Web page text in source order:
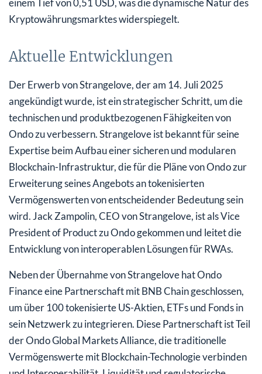
einem Tief von 0,51 USD, was die dynamische Natur des
Kryptowährungsmarktes widerspiegelt.
Aktuelle Entwicklungen
Der Erwerb von Strangelove, der am 14. Juli 2025
angekündigt wurde, ist ein strategischer Schritt, um die
technischen und produktbezogenen Fähigkeiten von
Ondo zu verbessern. Strangelove ist bekannt für seine
Expertise beim Aufbau einer sicheren und modularen
Blockchain-Infrastruktur, die für die Pläne von Ondo zur
Erweiterung seines Angebots an tokenisierten
Vermögenswerten von entscheidender Bedeutung sein
wird. Jack Zampolin, CEO von Strangelove, ist als Vice
President of Product zu Ondo gekommen und leitet die
Entwicklung von interoperablen Lösungen für RWAs.
Neben der Übernahme von Strangelove hat Ondo
Finance eine Partnerschaft mit BNB Chain geschlossen,
um über 100 tokenisierte US-Aktien, ETFs und Fonds in
sein Netzwerk zu integrieren. Diese Partnerschaft ist Teil
der Ondo Global Markets Alliance, die traditionelle
Vermögenswerte mit Blockchain-Technologie verbinden